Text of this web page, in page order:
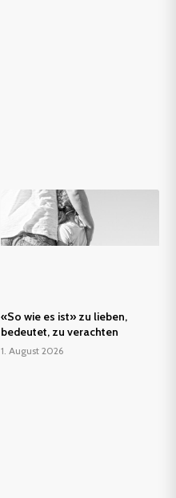
«So wie es ist» zu lieben,
bedeutet, zu verachten
1. August 2026